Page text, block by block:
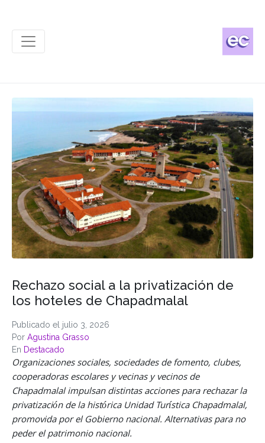
Publicado el julio 3, 2026
Por Agustina Grasso
En Destacado
Rechazo social a la privatización de
los hoteles de Chapadmalal
Organizaciones sociales, sociedades de fomento, clubes,
cooperadoras escolares y vecinas y vecinos de
Chapadmalal impulsan distintas acciones para rechazar la
privatización de la histórica Unidad Turística Chapadmalal,
promovida por el Gobierno nacional.Alternativas para no
peder el patrimonio nacional.